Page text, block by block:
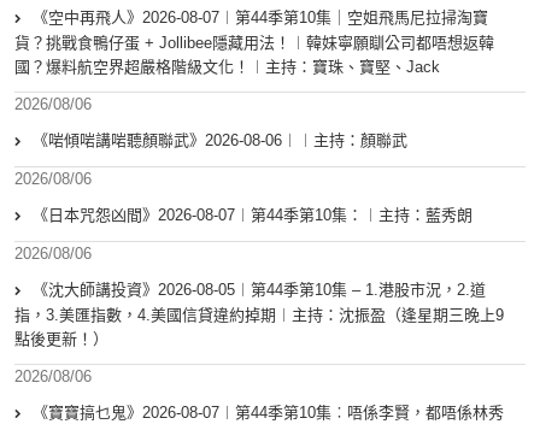
《空中再飛人》2026-08-07︱第44季第10集｜空姐飛馬尼拉掃淘寶
貨？挑戰食鴨仔蛋 + Jollibee隱藏用法！︱韓妹寧願瞓公司都唔想返韓
國？爆料航空界超嚴格階級文化！︱主持：寶珠、寶堅、Jack
2026/08/06
《啱傾啱講啱聽顏聯武》2026-08-06︱︱主持：顏聯武
2026/08/06
《日本咒怨凶間》2026-08-07︱第44季第10集：︱主持：藍秀朗
2026/08/06
《沈大師講投資》2026-08-05︱第44季第10集 – 1.港股市況，2.道
指，3.美匯指數，4.美國信貸違約掉期︱主持：沈振盈（逢星期三晚上9
點後更新！）
2026/08/06
《寶寶搞乜鬼》2026-08-07︱第44季第10集︰唔係李賢，都唔係林秀